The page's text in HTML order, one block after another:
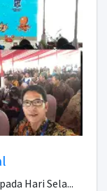
Hari Sela...